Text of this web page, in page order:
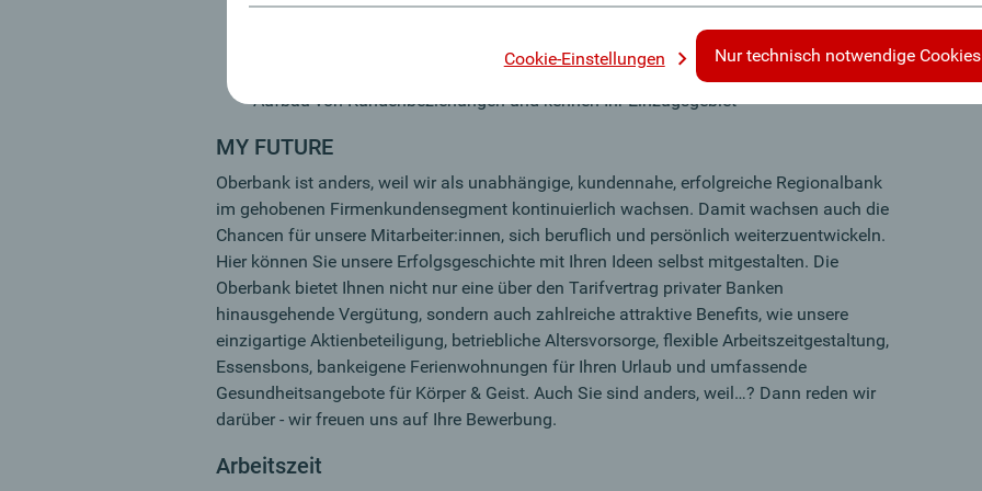
Durch Ihre regionale Verbundenheit verfügen Sie über ein eigenes Netzwerk zum
Aufbau von Kundenbeziehungen und kennen Ihr Einzugsgebiet
MY FUTURE
Oberbank ist anders, weil wir als unabhängige, kundennahe, erfolgreiche Regionalbank
im gehobenen Firmenkundensegment kontinuierlich wachsen. Damit wachsen auch die
Chancen für unsere Mitarbeiter:innen, sich beruflich und persönlich weiterzuentwickeln.
Hier können Sie unsere Erfolgsgeschichte mit Ihren Ideen selbst mitgestalten. Die
Oberbank bietet Ihnen nicht nur eine über den Tarifvertrag privater Banken
hinausgehende Vergütung, sondern auch zahlreiche attraktive Benefits, wie unsere
einzigartige Aktienbeteiligung, betriebliche Altersvorsorge, flexible Arbeitszeitgestaltung,
Essensbons, bankeigene Ferienwohnungen für Ihren Urlaub und umfassende
Gesundheitsangebote für Körper & Geist. Auch Sie sind anders, weil…? Dann reden wir
darüber - wir freuen uns auf Ihre Bewerbung.
Arbeitszeit
Cookie-Einstellungen Nur technisch notwendige Cookies